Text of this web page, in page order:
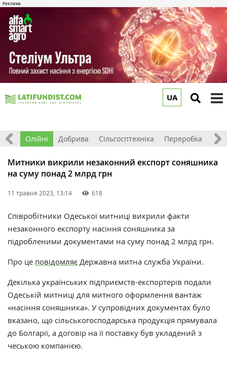
UA
Олійні Добрива Сільгосптехніка Переробка
Митники викрили незаконний експорт соняшника
на суму понад 2 млрд грн
11 травня 2023, 13:14 618
Співробітники Одеської митниці викрили факти
незаконного експорту насіння соняшника за
підробленими документами на суму понад 2 млрд грн.
Про це повідомляє Державна митна служба України.
Декілька українських підприємств-експортерів подали
Одеській митниці для митного оформлення вантаж
«насіння соняшника». У супровідних документах було
вказано, що сільськогосподарська продукція прямувала
до Болгарії, а договір на її поставку був укладений з
чеською компанією.